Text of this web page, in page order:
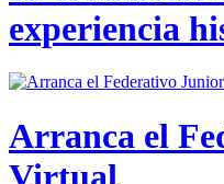
experiencia
Arranca el